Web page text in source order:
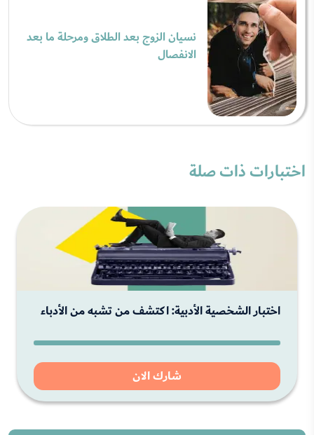
نسيان الزوج بعد الطلاق ومرحلة ما بعد
الانفصال
اختبارات ذات صلة
اختبار الشخصية الأدبية: اكتشف من تشبه من الأدباء
شارك الان